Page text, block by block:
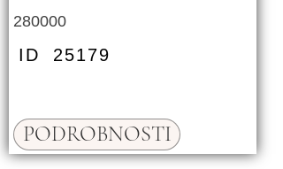
280000
ID 25179
PODROBNOSTI